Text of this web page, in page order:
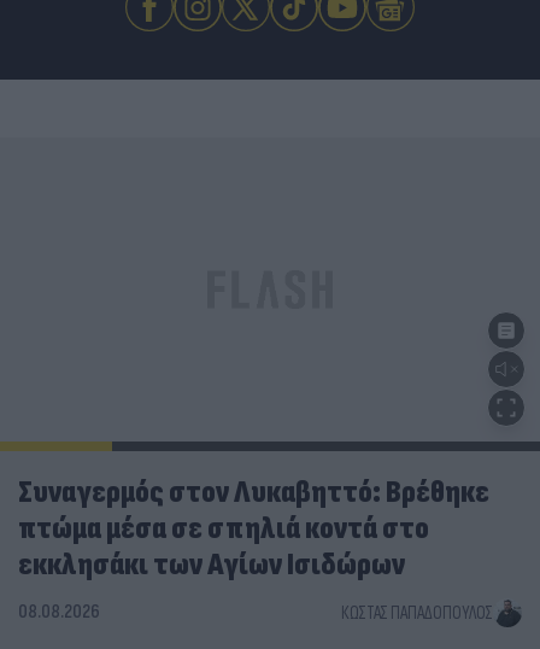
Συναγερμός στον Λυκαβηττό: Βρέθηκε
πτώμα μέσα σε σπηλιά κοντά στο
εκκλησάκι των Αγίων Ισιδώρων
08.08.2026 ΚΏΣΤΑΣ ΠΑΠΑΔΌΠΟΥΛΟΣ